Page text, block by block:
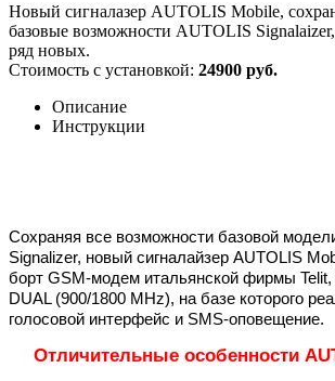
Новый сигналазер AUTOLIS Mobile,
базовые возможности AUTOLIS
ряд новых.
Стоимость с установкой: 24900 руб.
Описание
Инструкции
Сохраняя все возможности базовой
Signalizer, новый сигналайзер AUTOLIS
борт GSM-модем итальянской фирмы
DUAL (900/1800 MHz), на базе которого
голосовой интерфейс и SMS-оповещение.
Отличительные особенности